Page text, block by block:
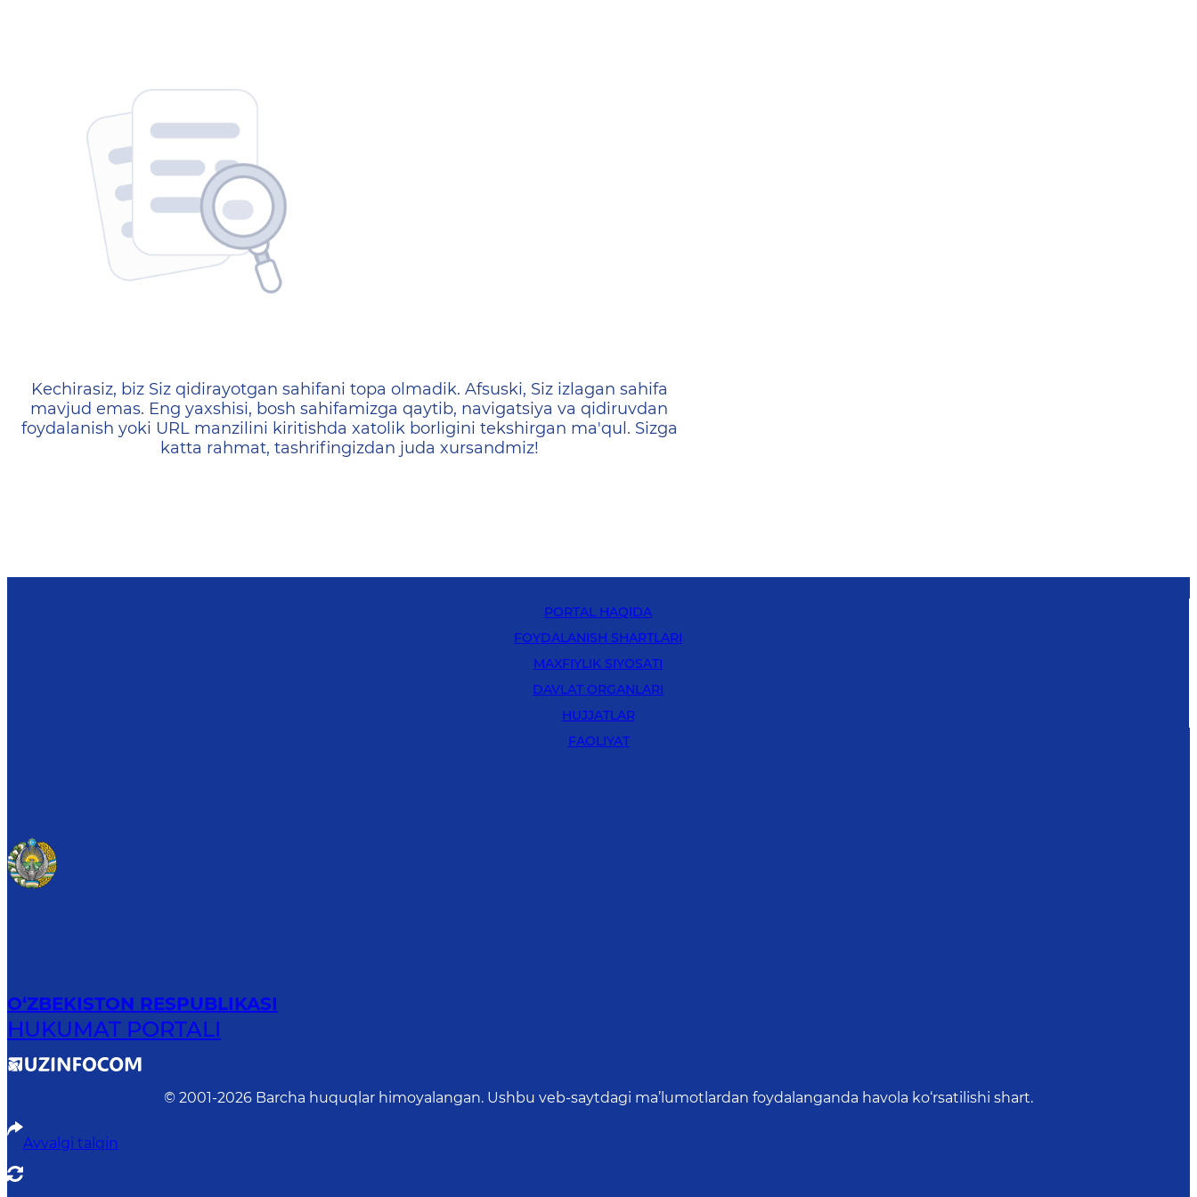
404 — Страница не найдена
Kechirasiz, biz Siz qidirayotgan sahifani topa olmadik. Afsuski, Siz izlagan sahifa
mavjud emas. Eng yaxshisi, bosh sahifamizga qaytib, navigatsiya va qidiruvdan
foydalanish yoki URL manzilini kiritishda xatolik borligini tekshirgan ma'qul. Sizga
katta rahmat, tashrifingizdan juda xursandmiz!
PORTAL HAQIDA
FOYDALANISH SHARTLARI
MAXFIYLIK SIYOSATI
DAVLAT ORGANLARI
HUJJATLAR
FAOLIYAT
O‘ZBEKISTON RESPUBLIKASI
HUKUMAT PORTALI
© 2001-2026 Barcha huquqlar himoyalangan. Ushbu veb-saytdagi ma’lumotlardan foydalanganda havola ko‘rsatilishi shart.
Avvalgi talqin